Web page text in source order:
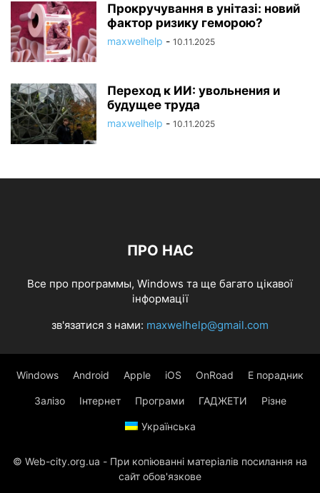
Прокручування в унітазі: новий
фактор ризику геморою?
maxwelhelp - 10.11.2025
Переход к ИИ: увольнения и
будущее труда
maxwelhelp - 10.11.2025
ПРО НАС
Все про программы, Windows та ще багато цікавої
інформації
зв'язатися з нами: maxwelhelp@gmail.com
Windows Android Apple iOS OnRoad Е порадник
Залізо Інтернет Програми ГАДЖЕТИ Різне
Українська
© Web-city.org.ua - При копіюванні матеріалів посилання на
сайт обов'язкове